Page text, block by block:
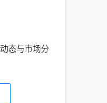
态与市场分